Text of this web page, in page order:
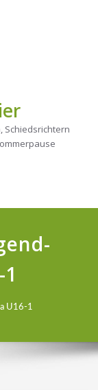
Schiedsrichtern
U16-1